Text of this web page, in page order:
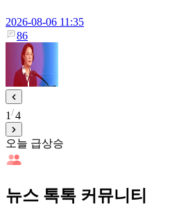
2026-08-06 11:35
86
1 4
오늘 급상승
뉴스 톡톡 커뮤니티